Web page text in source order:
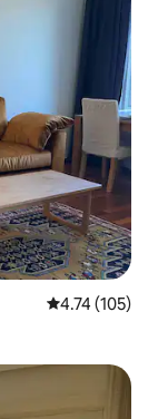
평점 4.74점(5
4.74 (105)